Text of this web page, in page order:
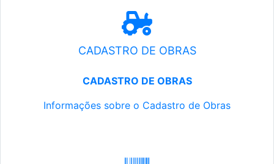
CADASTRO DE OBRAS
CADASTRO DE OBRAS
Informações sobre o Cadastro de Obras